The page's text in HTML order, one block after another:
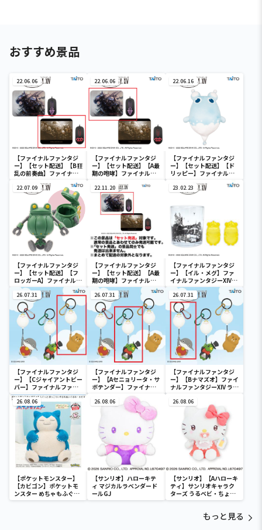
おすすめ景品
22.06.06
【ファイナルファンタジ
ー】【セット配送】【B狂
乱の前奏曲】ファイナル
ファンタジーXIV 光るマウ
ス＆マウスパッド vol.3
22.06.06
【ファイナルファンタジ
ー】【セット配送】【A最
期の咆哮】ファイナルフ
＆マウスパッド vol.3
22.06.16
【ファイナルファンタジ
ー】【セット配送】【ド
リッピー】ファイナルフ
ァンタジーXIV ぬいぐる
み ドリッピー
22.07.09
【ファイナルファンタジ
ー】【セット配送】【フ
ロッガーA】ファイナルフ
ァンタジーXIV フロッガー
Aの卓上ケース
22.11.20
【ファイナルファンタジ
ー】【セット配送】【A最
期の咆哮】ファイナルフ
ァンタジーXIV 光るマウス
＆マウスパッド vol.3
23.02.23
【ファイナルファンタジ
ー】【イル・メグ】ファ
イナルファンタジーXIV
グラス＆アイスキューブ
セット
26.07.31
【ファイナルファンタジ
ー】【Cジャイアントビー
バー】ファイナルファン
タジーXIV ラバーマスコッ
トキーホルダー モーグリ
バルーンver.
26.07.31
【ファイナルファンタジ
ー】【Aセニョリータ・サ
ボテンダー】ファイナル
ファンタジーXIV ラバーマ
スコットキーホルダー モ
ーグリバルーンver.
26.07.31
【ファイナルファンタジ
ー】【Bナマズオ】ファイ
ナルファンタジーXIV ラバ
ー モーグリバルーンver.
26.08.06
【ポケットモンスター】
【カビゴン】ポケットモ
ンスター めちゃもふぐっ
と ほっこりいやされぬい
26.08.06
【サンリオ】ハローキテ
ィ マジカルラベンダード
ールGJ
26.08.06
【サンリオ】【Aハローキ
ティ】サンリオキャラク
ターズ うるベビ・ちょい
デカドール
もっと見る